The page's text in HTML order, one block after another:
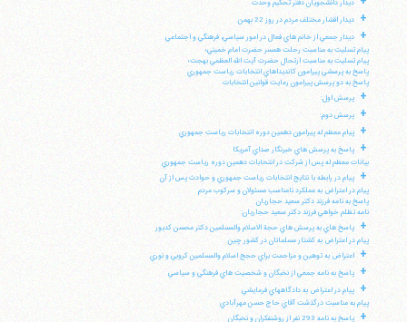
ديدار دانشجويان دفتر تحكيم وحدت
+ ديدار اقشار مختلف مردم در روز 22 بهمن
+
ديدار جمعي از خانم هاي فعال در امور سياسي، فرهنگي و اجتماعي
پيام تسليت به مناسبت رحلت همسر حضرت امام خميني؛
پيام تسليت به مناسبت ارتحال حضرت آيت الله العظمي بهجت؛
پاسخ به پرسشي پيرامون كانديداهاي انتخابات رياست جمهوري
پاسخ به دو پرسش پيرامون رعايت قوانين انتخابات
+ پرسش اول:
+ پرسش دوم:
+ پيام معظم له پيرامون دهمين دوره انتخابات رياست جمهوري
+
پاسخ به پرسش هاي خبرنگار صداي آمريكا
بيانات معظم له پس از شركت در انتخابات دهمين دوره رياست جمهوري
+
پيام در رابطه با نتايج انتخابات رياست جمهوري و حوادث پس از آن
پيام در اعتراض به عملكرد نامناسب مسئولان و سركوب مردم
پاسخ به نامه فرزند دكتر سعيد حجاريان
نامه تظلم خواهي فرزند دكتر سعيد حجاريان:
+
پاسخ هاي به پرسش هاي حجة الاسلام والمسلمين دكتر محسن كديور
پيام در اعتراض به كشتار مسلمانان در كشور چين
+ اعتراض به توهين و مزاحمت براي حجج اسلام والمسلمين كروبي و نوري
+ پاسخ به نامه جمعي از نخبگان و شخصيت هاي فرهنگي و سياسي
+
پيام در اعتراض به دادگاههاي فرمايشي
پيام به مناسبت درگذشت آقاي حاج حسن مهرآبادي
+ پاسخ به نامه 293 نفر از روشنفكران و نخبگان